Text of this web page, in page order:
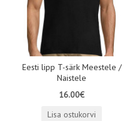
Eesti lipp T-särk Meestele /
Naistele
16.00€
Lisa ostukorvi